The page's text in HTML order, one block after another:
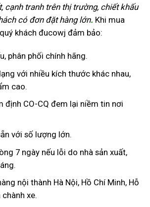
cạnh tranh trên thị trường, chiết khấu
có đơn đặt hàng lớn. Khi mua
khách đucowj đảm bảo:
phân phối chính hãng.
với nhiều kích thước khác nhau,
cao.
định CO-CQ đem lại niềm tin nơi
với số lượng lớn.
7 ngày nếu lỗi do nhà sản xuất,
nội thành Hà Nội, Hồ Chí Minh, Hỗ
xe.